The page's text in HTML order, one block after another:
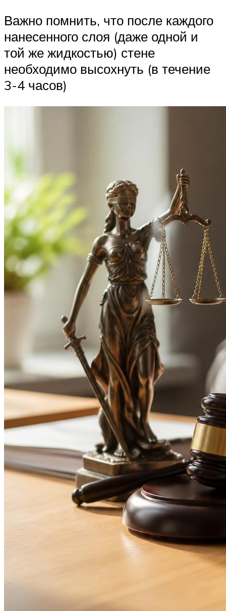
Важно помнить, что после каждого
нанесенного слоя (даже одной и
той же жидкостью) стене
необходимо высохнуть (в течение
3-4 часов)